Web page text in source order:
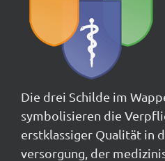
Die drei Schilde im
symbolisieren die
erstklassiger Qualität in
versorgung, der